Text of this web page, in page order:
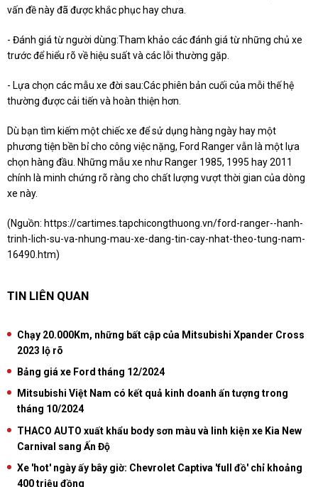
vấn đề này đã được khắc phục hay chưa.
- Đánh giá từ người dùng:Tham khảo các đánh giá từ những chủ xe
trước để hiểu rõ về hiệu suất và các lỗi thường gặp.
- Lựa chọn các mẫu xe đời sau:Các phiên bản cuối của mỗi thế hệ
thường được cải tiến và hoàn thiện hơn.
Dù bạn tìm kiếm một chiếc xe để sử dụng hàng ngày hay một
phương tiện bền bỉ cho công việc nặng, Ford Ranger vẫn là một lựa
chọn hàng đầu. Những mẫu xe như Ranger 1985, 1995 hay 2011
chính là minh chứng rõ ràng cho chất lượng vượt thời gian của dòng
xe này.
(Nguồn: https://cartimes.tapchicongthuong.vn/ford-ranger--hanh-
trinh-lich-su-va-nhung-mau-xe-dang-tin-cay-nhat-theo-tung-nam-
16490.htm)
TIN LIÊN QUAN
Chạy 20.000Km, những bất cập của Mitsubishi Xpander Cross
2023 lộ rõ
Bảng giá xe Ford tháng 12/2024
Mitsubishi Việt Nam có kết quả kinh doanh ấn tượng trong
tháng 10/2024
THACO AUTO xuất khẩu body sơn màu và linh kiện xe Kia New
Carnival sang Ấn Độ
Xe 'hot' ngày ấy bây giờ: Chevrolet Captiva 'full đồ' chỉ khoảng
400 triệu đồng